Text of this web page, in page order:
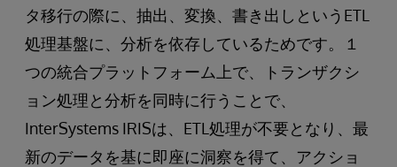
タ移行の際に、抽出、変換、書き出しというETL
処理基盤に、分析を依存しているためです。１
つの統合プラットフォーム上で、トランザクシ
ョン処理と分析を同時に行うことで、
InterSystems IRISは、ETL処理が不要となり、最
新のデータを基に即座に洞察を得て、アクショ